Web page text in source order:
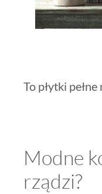
To płytki
Modne
rządzi?